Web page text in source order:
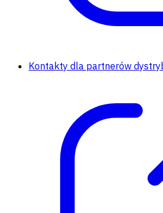
Kontakty dla partnerów